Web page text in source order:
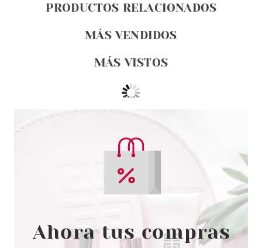
PRODUCTOS RELACIONADOS
MÁS VENDIDOS
MÁS VISTOS
ESSENCE
ESSENCE UÑAS POSTIZAS